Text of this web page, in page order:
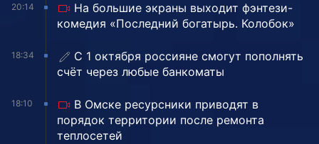
20:14
На большие экраны выходит фэнтези-
комедия «Последний богатырь. Колобок»
18:34
С 1 октября россияне смогут пополнять
счёт через любые банкоматы
18:10
В Омске ресурсники приводят в
порядок территории после ремонта
теплосетей